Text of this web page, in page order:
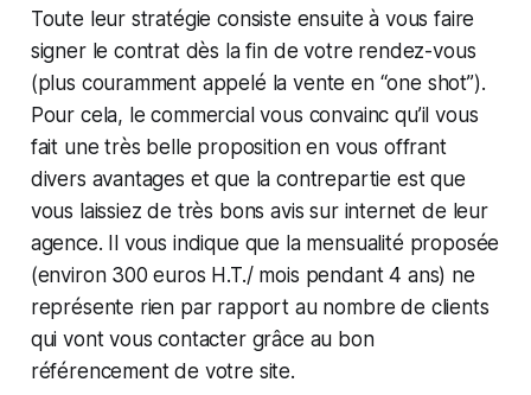
Toute leur stratégie consiste ensuite à vous faire
signer le contrat dès la fin de votre rendez-vous
(plus couramment appelé la vente en “one shot”).
Pour cela, le commercial vous convainc qu’il vous
fait une très belle proposition en vous offrant
divers avantages et que la contrepartie est que
vous laissiez de très bons avis sur internet de leur
agence. Il vous indique que la mensualité proposée
(environ 300 euros H.T./ mois pendant 4 ans) ne
représente rien par rapport au nombre de clients
qui vont vous contacter grâce au bon
référencement de votre site.